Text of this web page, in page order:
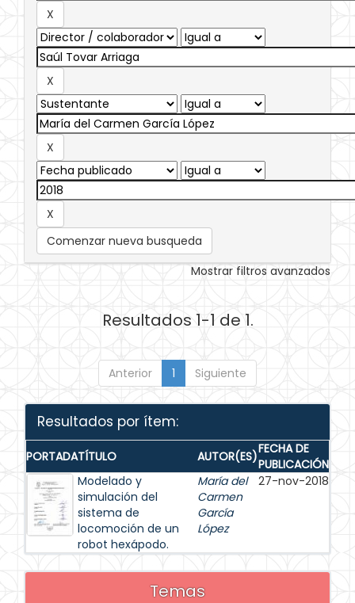
Comenzar nueva busqueda
Mostrar filtros avanzados
Resultados 1-1 de 1.
Anterior 1 Siguiente
Resultados por ítem:
PORTADATÍTULO AUTOR(ES)FECHA DE
PUBLICACIÓN
Modelado y
simulación del
sistema de
locomoción de un
robot hexápodo.
María del
Carmen
García
López
27-nov-2018
Temas